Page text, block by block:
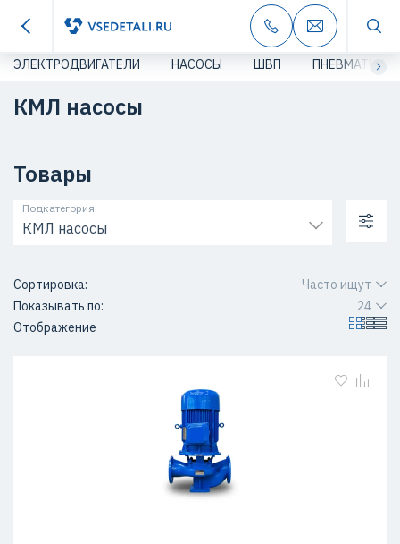
ЭЛЕКТРОДВИГАТЕЛИ НАСОСЫ ШВП ПНЕВМАТИКА
КМЛ насосы
Товары
КМЛ насосы
Подкатегория
Сортировка:
Часто ищут
Показывать по:
24
Отображение